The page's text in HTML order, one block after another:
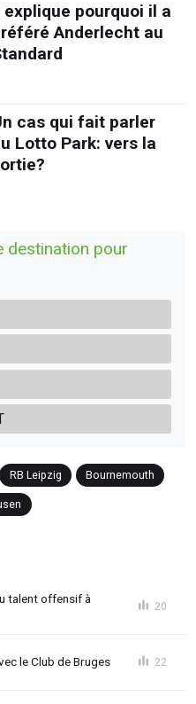
explique pourquoi il a
Anderlecht au
cas qui fait parler
Lotto Park: vers la
destination pour
RB Leipzig Bournemouth
talent offensif à
20
le Club de Bruges 22